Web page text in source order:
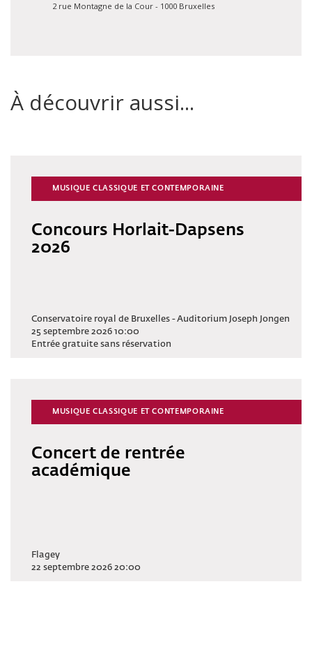
2 rue Montagne de la Cour - 1000 Bruxelles
À découvrir aussi...
MUSIQUE CLASSIQUE ET CONTEMPORAINE
Concours Horlait-Dapsens
2026
Conservatoire royal de Bruxelles - Auditorium Joseph Jongen
25 septembre 2026 10:00
Entrée gratuite sans réservation
MUSIQUE CLASSIQUE ET CONTEMPORAINE
Concert de rentrée
académique
Flagey
22 septembre 2026 20:00